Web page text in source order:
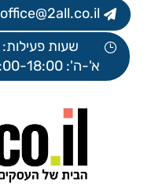
office@2all.co.il
שעות פעילות:
א'-ה': 09:00-18:00